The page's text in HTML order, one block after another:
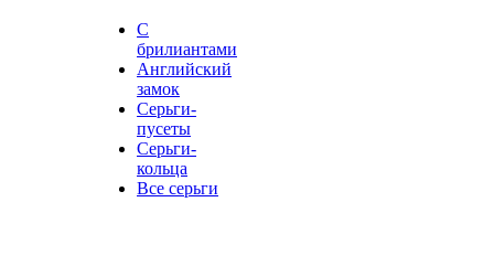
С
брилиантами
Английский
замок
Серьги-
пусеты
Серьги-
кольца
Все серьги